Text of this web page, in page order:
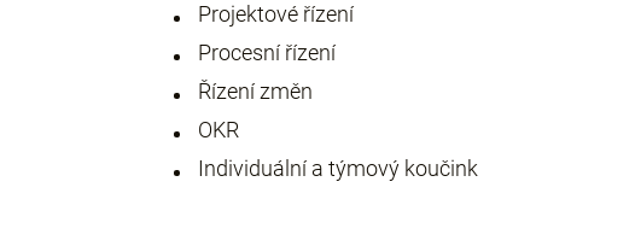
Projektové řízení
Procesní řízení
Řízení změn
OKR
Individuální a týmový koučink